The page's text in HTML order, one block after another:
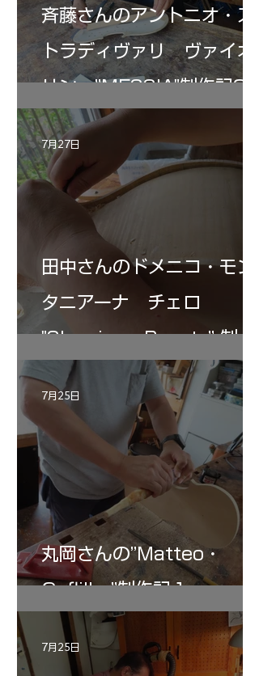
斉藤さんのアントニオ・ス
トラディヴァリ ヴァイオ
リン ”MESSIA"制作記33
田中さんのドメニコ・モン
タニアーナ チェロ
"Sleeping・Beauty” 制作
記 30
7月27日
丸岡さんの”Matteo・
Gofliller”制作記１
7月25日
7月25日